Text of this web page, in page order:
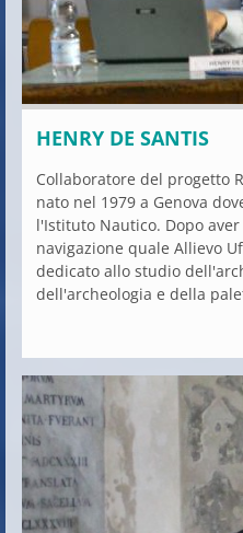
HENRY DE SANTIS
Collaboratore del progetto
nato nel 1979 a Genova
l'Istituto Nautico. Dopo
navigazione quale Allievo
dedicato allo studio
dell'archeologia e della